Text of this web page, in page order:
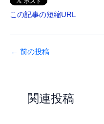
この記事の短縮URL
← 前の投稿
関連投稿